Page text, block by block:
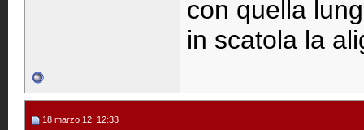
con quella
in scatola la
18 marzo 12, 12:33